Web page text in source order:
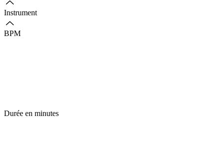
Instrument
BPM
Durée en minutes